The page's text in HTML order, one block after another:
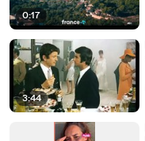
0:17
3:44